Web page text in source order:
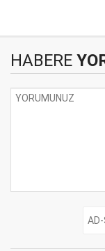
HABERE